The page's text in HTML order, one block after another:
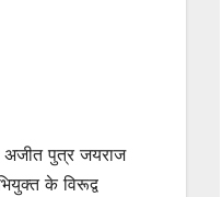
पुत्र जयराज
के विरूद्व